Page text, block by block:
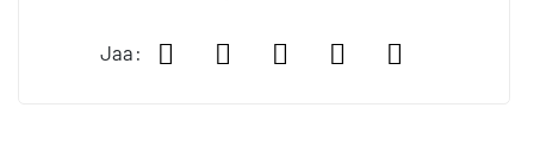
Jaa: Jaa Facebookissa
Jaa LinkedIn:ssä
Jaa X:ssä
Jaa